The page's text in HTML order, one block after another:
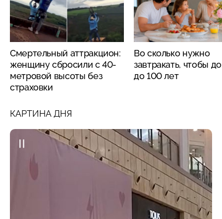
Смертельный аттракцион:
женщину сбросили с 40-
метровой высоты без
страховки
Во сколько нужно
завтракать, чтобы
до 100 лет
КАРТИНА ДНЯ